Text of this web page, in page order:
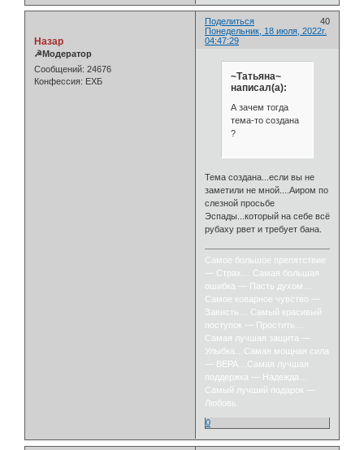
Поделиться
40
Понедельник, 18 июля, 2022г.
04:47:29
Назар
☭Модератор
Сообщений: 24676
Конфессия: ЕХБ
~Татьяна~
написал(а):
А зачем тогда
тема-то создана
?
Тема создана...если вы не
заметили не мной....Аиром по
слезной просьбе
Эспады...который на себе всё
рубаху рвет и требует бана.
Самое большое препятствие
— Страх… Самая большая
ошибка — Пасть духом…
Самое коварное чувство —
Зависть… Самый красивый
поступок — Простить…
Самая лучшая защита —
Улыбка…Самая мощная сила
— ВЕРА…Самая лучшая
поддержка — Надежда…
Самый лучший подарок —
Любовь.
0